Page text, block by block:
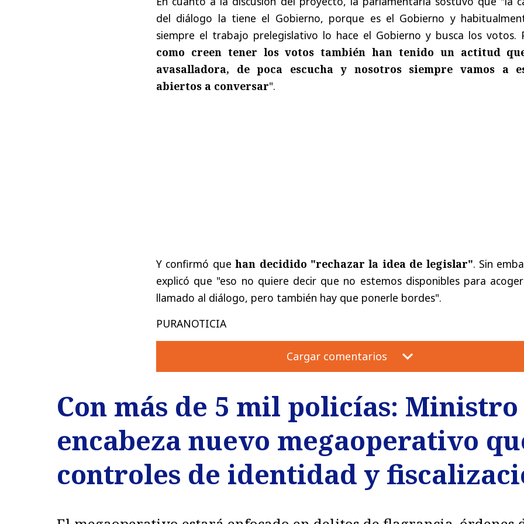
del diálogo la tiene el Gobierno, porque es el Gobierno y
siempre el trabajo prelegislativo lo hace el Gobierno y busca los votos.
como creen tener los votos también han tenido un actitud
avasalladora, de poca escucha y nosotros siempre vamos a
abiertos a conversar".
Y confirmó quehan decidido "rechazar la idea de legislar". Sin
explicó que "eso no quiere decir que no estemos disponibles para
llamado al diálogo, pero también hay que ponerle bordes".
PURANOTICIA
Cargar comentarios
Con más de 5 mil policías:
encabeza nuevo megaoperativo
controles de identidad y